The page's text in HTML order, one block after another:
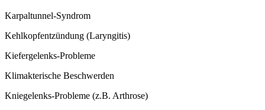
Karpaltunnel-Syndrom
Kehlkopfentzündung (Laryngitis)
Kiefergelenks-Probleme
Klimakterische Beschwerden
Kniegelenks-Probleme (z.B. Arthrose)